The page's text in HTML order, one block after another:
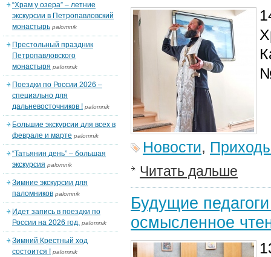
Новости,
Читать дальше
Будущие
осмысленное
“Храм у озера” – летние
экскурсии в Петропавловский
монастырь palomnik
Престольный праздник
Петропавловского
монастыря palomnik
Поездки по России 2026 –
специально для
дальневосточников ! palomnik
Большие экскурсии для всех в
феврале и марте palomnik
“Татьянин день” – большая
экскурсия palomnik
Зимние экскурсии для
паломников palomnik
Идет запись в поездки по
России на 2026 год. palomnik
Зимний Крестный ход
состоится ! palomnik